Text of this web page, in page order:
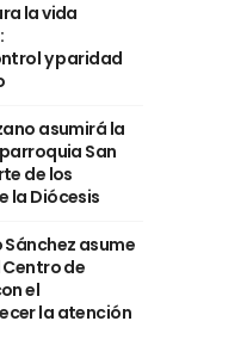
la vida
y paridad
asumirá la
San
de los
la Diócesis
asume
de
el
la atención